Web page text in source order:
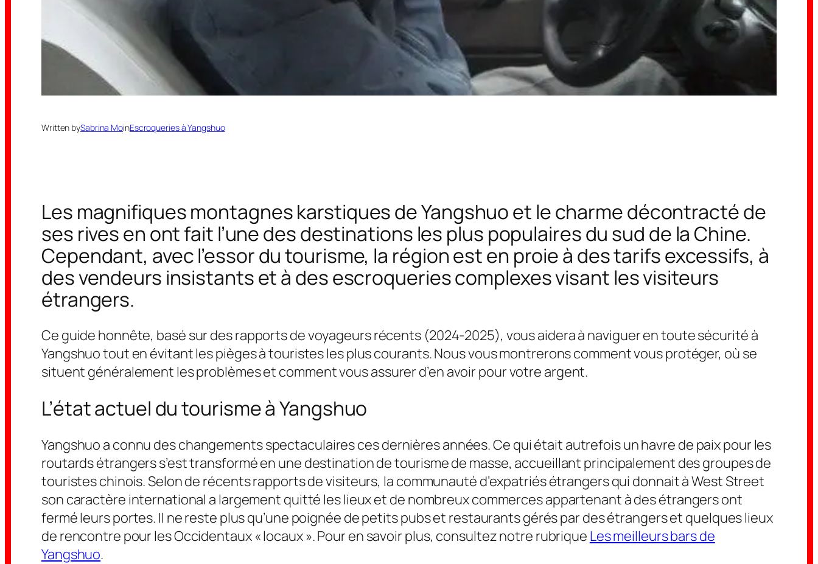
Written bySabrina MoinEscroqueries à Yangshuo
Les magnifiques montagnes karstiques de Yangshuo et le charme décontracté de
ses rives en ont fait l’une des destinations les plus populaires du sud de la Chine.
Cependant, avec l’essor du tourisme, la région est en proie à des tarifs excessifs, à
des vendeurs insistants et à des escroqueries complexes visant les visiteurs
étrangers.
Ce guide honnête, basé sur des rapports de voyageurs récents (2024-2025), vous aidera à naviguer en toute sécurité à
Yangshuo tout en évitant les pièges à touristes les plus courants. Nous vous montrerons comment vous protéger, où se
situent généralement les problèmes et comment vous assurer d’en avoir pour votre argent.
L’état actuel du tourisme à Yangshuo
Yangshuo a connu des changements spectaculaires ces dernières années. Ce qui était autrefois un havre de paix pour les
routards étrangers s’est transformé en une destination de tourisme de masse, accueillant principalement des groupes de
touristes chinois. Selon de récents rapports de visiteurs, la communauté d’expatriés étrangers qui donnait à West Street
son caractère international a largement quitté les lieux et de nombreux commerces appartenant à des étrangers ont
fermé leurs portes. Il ne reste plus qu’une poignée de petits pubs et restaurants gérés par des étrangers et quelques lieux
de rencontre pour les Occidentaux « locaux ». Pour en savoir plus, consultez notre rubrique Les meilleurs bars de
Yangshuo.